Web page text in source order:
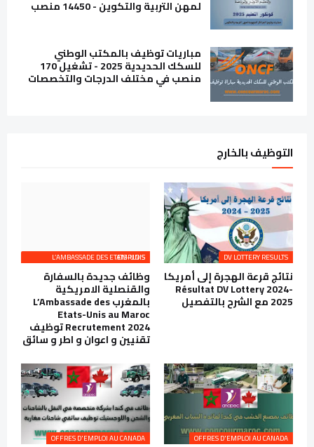
لمهن التربية والتكوين - 14450 منصب
مباريات توظيف بالمكتب الوطني
للسكك الحديدية 2025 - تشغيل 170
منصب في مختلف الدرجات والتخصصات
التوظيف بالخارج
DV LOTTERY RESULTS
نتائج قرعة الهجرة إلى أمريكا
Résultat DV Lottery 2024-
2025 مع الشرح بالتفصيل
L’AMBASSADE DES ETATS-UNIS EMPLOIS
وظائف جديدة بالسفارة
والقنصلية الامريكية
بالمغرب L’Ambassade des
Etats-Unis au Maroc
Recrutement 2024 توظيف
تقنيين و اعوان و اطر و سائق
OFFRES D'EMPLOI AU CANADA
OFFRES D'EMPLOI AU CANADA